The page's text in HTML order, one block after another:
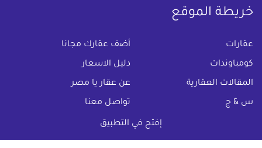
إفتح في التطبيق
خريطة الموقع
عقارات أضف عقارك مجانا
كومباوندات دليل الاسعار
المقالات العقارية عن عقار يا مصر
س & ج تواصل معنا